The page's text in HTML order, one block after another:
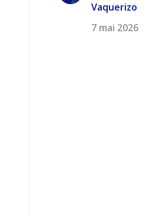
Vaquerizo
7 mai 2026